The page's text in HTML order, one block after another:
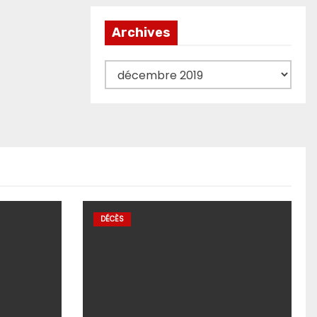
Archives
Archives
DÉCÈS